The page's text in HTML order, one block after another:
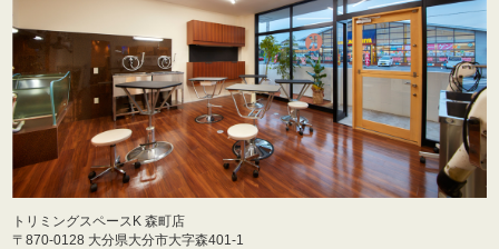
トリミングスペースK 森町店
〒870-0128 大分県大分市大字森401-1